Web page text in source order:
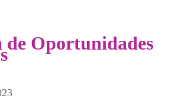
de Oportunidades